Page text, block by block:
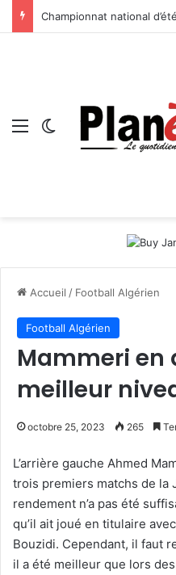
Menu Switch skin
Accueil / Football Algérien
Football Algérien
Mammeri en
meilleur
octobre 25, 2023 265
L’arrière gauche Ahmed
trois premiers matchs de la
rendement n’a pas été
qu’il ait joué en titulaire
Bouzidi. Cependant, il faut
il a été meilleur que lors